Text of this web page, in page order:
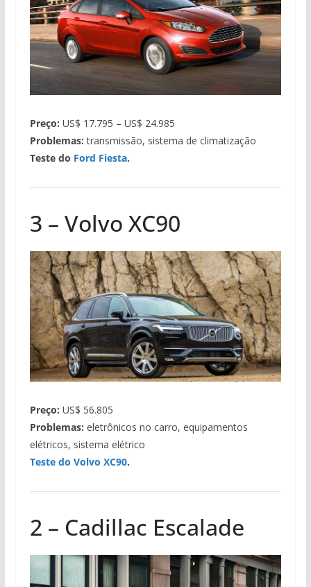
Preço: US$ 17.795 – US$ 24.985
Problemas: transmissão, sistema de climatização
Teste do Ford Fiesta.
3 – Volvo XC90
Preço: US$ 56.805
Problemas: eletrônicos no carro, equipamentos
elétricos, sistema elétrico
Teste do Volvo XC90.
2 – Cadillac Escalade